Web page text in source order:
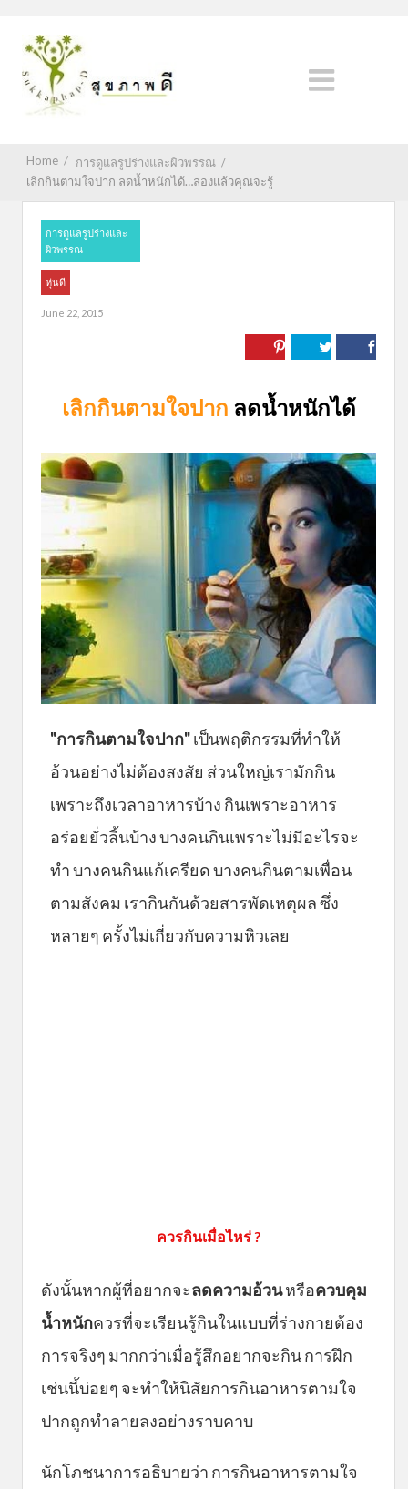
Home / การดูแลรูปร่างและผิวพรรณ /
เลิกกินตามใจปาก ลดน้ำหนักได้…ลองแล้วคุณจะรู้
การดูแลรูปร่างและ
ผิวพรรณ
หุ่นดี
June 22, 2015
เลิกกินตามใจปาก ลดน้ำหนักได้
"การกินตามใจปาก"เป็นพฤติกรรมที่ทำให้
อ้วนอย่างไม่ต้องสงสัย ส่วนใหญ่เรามักกิน
เพราะถึงเวลาอาหารบ้าง กินเพราะอาหาร
อร่อยยั่วลิ้นบ้าง บางคนกินเพราะไม่มีอะไรจะ
ทำ บางคนกินแก้เครียด บางคนกินตามเพื่อน
ตามสังคม เรากินกันด้วยสารพัดเหตุผล ซึ่ง
หลายๆ ครั้งไม่เกี่ยวกับความหิวเลย
ควรกินเมื่อไหร่ ?
ดังนั้นหากผู้ที่อยากจะลดความอ้วนหรือควบคุม
น้ำหนักควรที่จะเรียนรู้กินในแบบที่ร่างกายต้อง
การจริงๆ มากกว่าเมื่อรู้สึกอยากจะกิน การฝึก
เช่นนี้บ่อยๆ จะทำให้นิสัยการกินอาหารตามใจ
ปากถูกทำลายลงอย่างราบคาบ
นักโภชนาการอธิบายว่า การกินอาหารตามใจ